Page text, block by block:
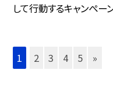
して行動するキャンぺー
1 2 3 4 5 »